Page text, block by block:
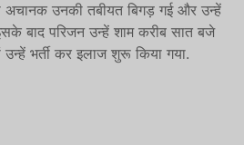
अचानक उनकी तबीयत बिगड़ गई और उन्हें
बाद परिजन उन्हें शाम करीब सात बजे
भर्ती कर इलाज शुरू किया गया.